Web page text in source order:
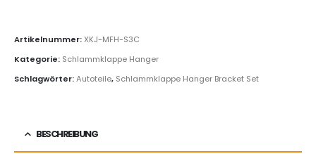
Artikelnummer:XKJ-MFH-S3C
Kategorie: Schlammklappe Hanger
Schlagwörter:Autoteile, Schlammklappe Hanger Bracket Set
BESCHREIBUNG